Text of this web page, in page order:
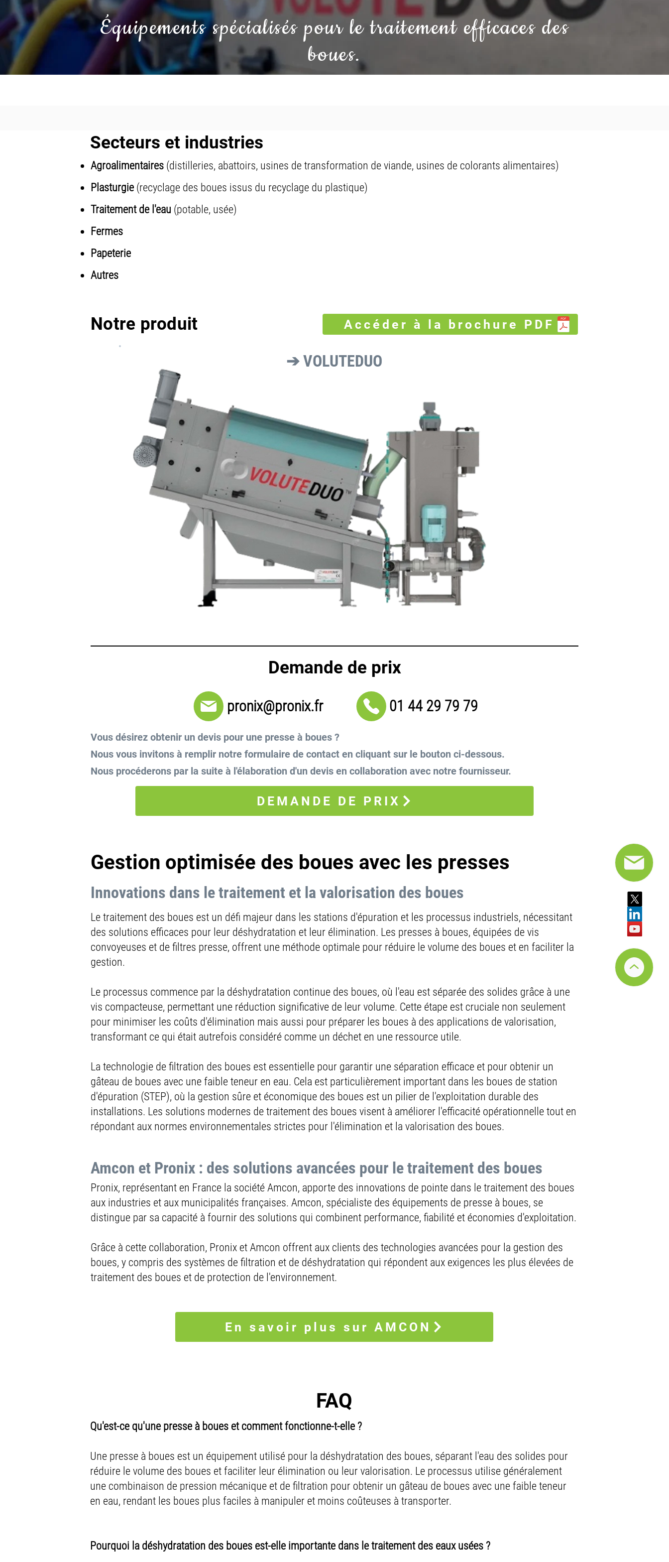
Équipements spécialisés pour le traitement efficaces des
boues.
Secteurs et industries
Agroalimentaires (distilleries, abattoirs, usines de transformation de viande, usines de colorants alimentaires)
Plasturgie (recyclage des boues issus du recyclage du plastique)
Traitement de l'eau (potable, usée)
Fermes
Papeterie
Autres
Notre produit Accéder à la brochure PDF
➔ VOLUTEDUO
Demande de prix
Vous désirez obtenir un devis pour une presse à boues ?
Nous vous invitons à remplir notre formulaire de contact en cliquant sur le bouton ci-dessous.
Nous procéderons par la suite à l'élaboration d'un devis en collaboration avec notre fournisseur.
pronix@pronix.fr 01 44 29 79 79
DEMANDE DE PRIX
Tuyauterie industrielle pour le transport pneumatique de matière : un
processus clé pour l’industrie moderne
La tuyauterie industrielle joue un rôle crucial dans le secteur industriel, notamment dans le transport
pneumatique de matière. Ce processus innovant permet de transporter efficacement des matériaux en vrac à
Les systèmes de tuyauterie industrielle, composés majoritairement detubes,coudes,tés, etraccords, sont
essentiels pour acheminer les matières premières de manière rapide et sécurisée, réduisant ainsi le temps de
production et augmentant l'efficacité globale. La flexibilité de ces systèmes permet de s'adapter à diverses
configurations d'usine, offrant des solutions sur mesure pour chaque besoin spécifique.
Les matériaux comme l'Inox 304, 304L, 316, et 316Lsont privilégiés pour leurrésistanceà la rouille et leur
durabilité dans les différents milieux auxquels ils sont exposés. Ces matériaux garantissent ainsi une solution
fiable et de longue durée pour le transport de matière.
Pourquoi choisir Pronix et HS Umformtechnik ?
partenariat avec Pronix
HS Umformtechnik se distingue par son expertise dans la fabrication de tuyauterie industrielle pour le transport pneumatique
de matière. Réputée pour sa qualité supérieure, la société utilise des matériaux fiables et résistants comme l'Inox ( 304
316et316L) etl’aluminium.
L’entreprise propose de multiples solutions innovantes telles que les coudes àdouble paroiet les coudes avecparoi en béton
et les coudes enHVA Niropour combattre l’abrasion.
Depuis 2018, en partenariat exclusif avec Pronix, HS Umformtechnik a renforcé sa présence en France, offrant aux industries
service clientèle exceptionnel.
Gestion optimisée des boues avec les presses
Innovations dans le traitement et la valorisation des boues
Le traitement des boues est un défi majeur dans les stations d'épuration et les processus industriels, nécessitant
des solutions efficaces pour leur déshydratation et leur élimination. Les presses à boues, équipées de vis
convoyeuses et de filtres presse, offrent une méthode optimale pour réduire le volume des boues et en faciliter la
gestion.
Le processus commence par la déshydratation continue des boues, où l'eau est séparée des solides grâce à une
vis compacteuse, permettant une réduction significative de leur volume. Cette étape est cruciale non seulement
pour minimiser les coûts d'élimination mais aussi pour préparer les boues à des applications de valorisation,
transformant ce qui était autrefois considéré comme un déchet en une ressource utile.
La technologie de filtration des boues est essentielle pour garantir une séparation efficace et pour obtenir un
gâteau de boues avec une faible teneur en eau. Cela est particulièrement important dans les boues de station
d'épuration (STEP), où la gestion sûre et économique des boues est un pilier de l'exploitation durable des
installations. Les solutions modernes de traitement des boues visent à améliorer l'efficacité opérationnelle tout en
répondant aux normes environnementales strictes pour l'élimination et la valorisation des boues.
Amcon et Pronix : des solutions avancées pour le traitement des boues
Pronix, représentant en France la société Amcon, apporte des innovations de pointe dans le traitement des boues
aux industries et aux municipalités françaises. Amcon, spécialiste des équipements de presse à boues, se
distingue par sa capacité à fournir des solutions qui combinent performance, fiabilité et économies d'exploitation.
Grâce à cette collaboration, Pronix et Amcon offrent aux clients des technologies avancées pour la gestion des
boues, y compris des systèmes de filtration et de déshydratation qui répondent aux exigences les plus élevées de
traitement des boues et de protection de l'environnement.
En savoir plus sur AMCON
FAQ
Qu'est-ce qu'une presse à boues et comment fonctionne-t-elle ?
Une presse à boues est un équipement utilisé pour la déshydratation des boues, séparant l'eau des solides pour
réduire le volume des boues et faciliter leur élimination ou leur valorisation. Le processus utilise généralement
une combinaison de pression mécanique et de filtration pour obtenir un gâteau de boues avec une faible teneur
en eau, rendant les boues plus faciles à manipuler et moins coûteuses à transporter.
Pourquoi la déshydratation des boues est-elle importante dans le traitement des eaux usées ?